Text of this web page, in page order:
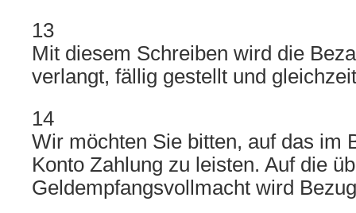
13
Mit diesem Schreiben wird die
verlangt, fällig gestellt und
14
Wir möchten Sie bitten, auf das im
Konto Zahlung zu leisten. Auf die
Geldempfangsvollmacht wird